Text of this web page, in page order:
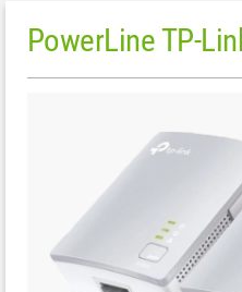
PowerLine TP-